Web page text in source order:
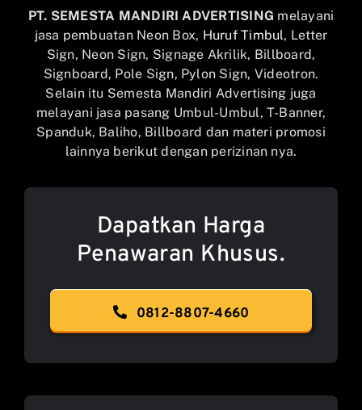
PT. SEMESTA MANDIRI ADVERTISING melayani
jasa pembuatan Neon Box, Huruf Timbul, Letter
Sign, Neon Sign, Signage Akrilik, Billboard,
Signboard, Pole Sign, Pylon Sign, Videotron.
Selain itu Semesta Mandiri Advertising juga
melayani jasa pasang Umbul-Umbul, T-Banner,
Spanduk, Baliho, Billboard dan materi promosi
lainnya berikut dengan perizinan nya.
Dapatkan Harga
Penawaran Khusus.
0812-8807-4660